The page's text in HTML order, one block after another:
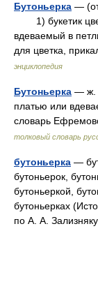
Бутоньерка —
1) букетик
вдеваемый в
для цветка,
энциклопедия
Бутоньерка — ж.
платью или
словарь
толковый словарь
бутоньерка —
бутоньерок,
бутоньеркой,
бутоньерках
по А. А.